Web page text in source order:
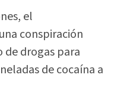
el
conspiración
drogas para
de cocaína a